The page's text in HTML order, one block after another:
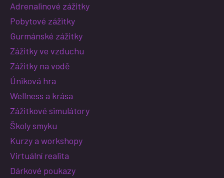
Adrenalinové zážitky
Pobytové zážitky
Gurmánské zážitky
Zážitky ve vzduchu
Zážitky na vodě
Úniková hra
Wellness a krása
Zážitkové simulátory
Školy smyku
Kurzy a workshopy
Virtuální realita
Dárkové poukazy